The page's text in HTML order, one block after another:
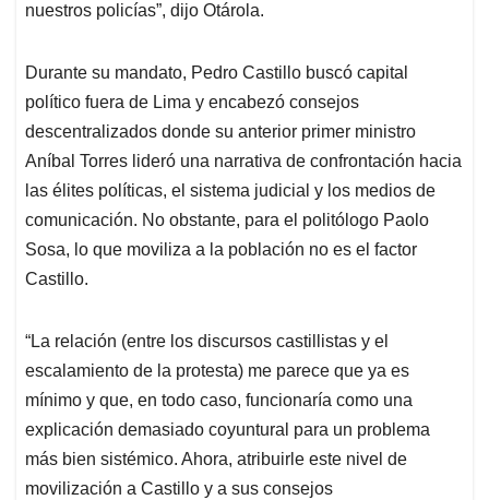
nuestros policías”, dijo Otárola.
Durante su mandato, Pedro Castillo buscó capital
político fuera de Lima y encabezó consejos
descentralizados donde su anterior primer ministro
Aníbal Torres lideró una narrativa de confrontación hacia
las élites políticas, el sistema judicial y los medios de
comunicación. No obstante, para el politólogo Paolo
Sosa, lo que moviliza a la población no es el factor
Castillo.
“La relación (entre los discursos castillistas y el
escalamiento de la protesta) me parece que ya es
mínimo y que, en todo caso, funcionaría como una
explicación demasiado coyuntural para un problema
más bien sistémico. Ahora, atribuirle este nivel de
movilización a Castillo y a sus consejos